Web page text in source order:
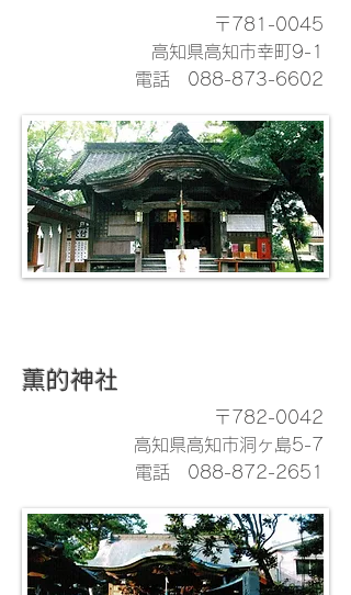
〒781-0045
高知県高知市幸町9-1
電話 088-873-6602
薫的神社
〒782-0042
高知県高知市洞ヶ島5-7
​電話 088-872-2651